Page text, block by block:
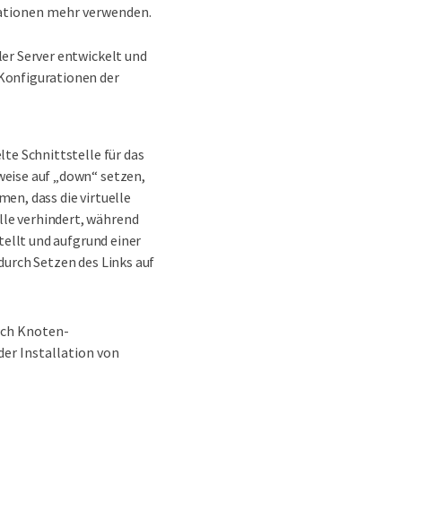
mehr verwenden.
Server entwickelt und
der
Schnittstelle für das
auf „down“ setzen,
dass die virtuelle
verhindert, während
und aufgrund einer
Setzen des Links auf
Knoten-
Installation von